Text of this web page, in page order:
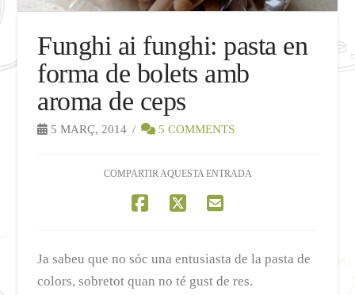
Funghi ai funghi: pasta en
forma de bolets amb
aroma de ceps
5 MARÇ, 2014 5 COMMENTS
COMPARTIR AQUESTA ENTRADA
Ja sabeu que no sóc una entusiasta de la pasta de
colors, sobretot quan no té gust de res.